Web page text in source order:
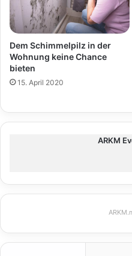
Dem Schimmelpilz in der
Wohnung keine Chance
bieten
15. April 2020
ARKM